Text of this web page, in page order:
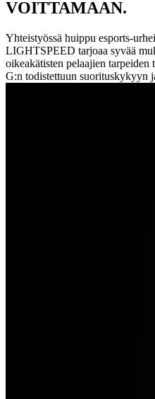
VOITTAMAAN.
Yhteistyössä huippu esports-
LIGHTSPEED tarjoaa syvää
oikeakätisten pelaajien
G:n todistettuun suorituskykyyn